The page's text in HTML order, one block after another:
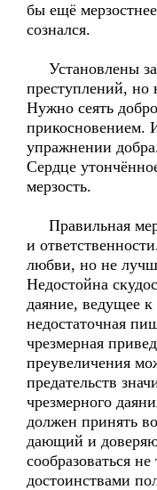
бы ещё
сознался.
Установлены
преступлений, но
Нужно сеять
прикосновением.
упражнении
Сердце
мерзость.
Правильная
и
любви, но не
Недостойна
даяние, ведущее к
недостаточная
чрезмерная
преувеличения
предательств
чрезмерного
должен принять
дающий и
сообразоваться
достоинствами